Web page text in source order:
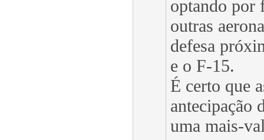
optando por
outras
defesa
e o F-15.
É certo que
antecipação
uma mais-